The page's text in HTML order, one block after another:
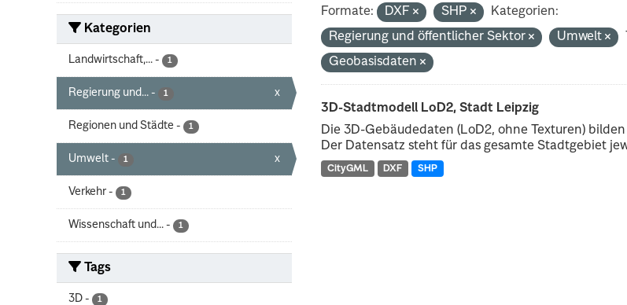
Kategorien
Landwirtschaft,... - 1
Regierung und... - 1 x
Regionen und Städte - 1
Umwelt - 1 x
Verkehr - 1
Wissenschaft und... - 1
Tags
3D - 1
Formate: DXF SHP
Kategorien:
Regierung und öffentlicher Sektor
Umwelt
Geobasisdaten
3D-Stadtmodell LoD2, Stadt Leipzig
Die 3D-Gebäudedaten (LoD2, ohne Texturen)
Der Datensatz steht für das gesamte Stadtgebiet
CityGML DXF SHP